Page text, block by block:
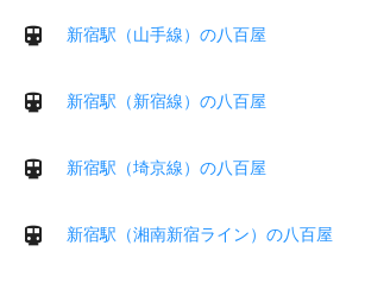
新宿駅（山手線）の八百屋
新宿駅（新宿線）の八百屋
新宿駅（埼京線）の八百屋
新宿駅（湘南新宿ライン）の八百屋